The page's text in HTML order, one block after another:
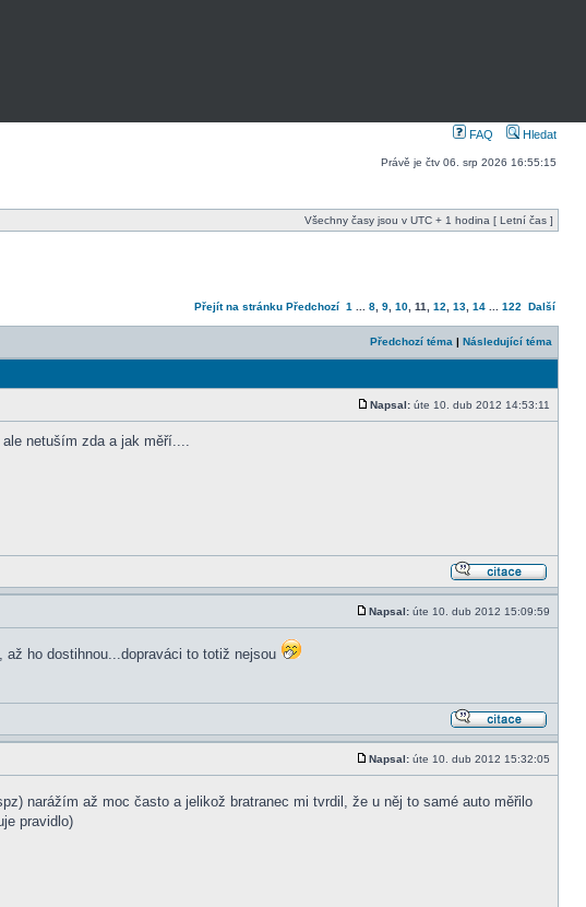
FAQ Hledat
Právě je čtv 06. srp 2026 16:55:15
Všechny časy jsou v UTC + 1 hodina [ Letní čas ]
Přejít na stránku Předchozí 1 8 9 10 11 12 13 14 122 Další
Předchozí téma | Následující téma
Napsal: úte 10. dub 2012 14:53:11
netuším zda a jak měří....
Napsal: úte 10. dub 2012 15:09:59
ho dostihnou...dopraváci to totiž nejsou
Napsal: úte 10. dub 2012 15:32:05
narážím až moc často a jelikož bratranec mi tvrdil, že u něj to samé auto měřilo
pravidlo)